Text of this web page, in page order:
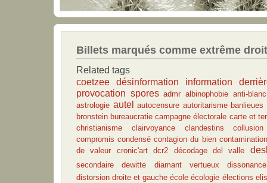
Billets marqués comme extrême
Related tags
coetzee désinformation
information
provocation spores admr albinophobie anti-blanc
astrologie autel autocensure autoritarisme banlieues
bronstein bureaucratie campagne électorale carte et
christianisme
clairvoyance clandestins
compromis condensé contagion du bien contamination
de valeur
cronic'art dcr2 décodage del valle
secondaire dewitte diamant vertueux
distorsion droite et gauche école écologie élections